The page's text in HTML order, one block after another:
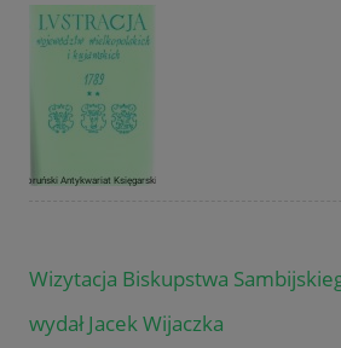
Wizytacja Biskupstwa
wydał Jacek Wijaczka